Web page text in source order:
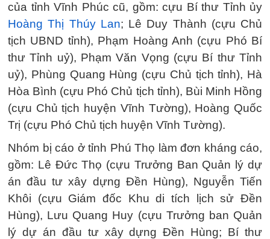
của tỉnh Vĩnh Phúc cũ, gồm: cựu Bí thư Tỉnh ủy
Hoàng Thị Thúy Lan; Lê Duy Thành (cựu Chủ
tịch UBND tỉnh), Phạm Hoàng Anh (cựu Phó Bí
thư Tỉnh uỷ), Phạm Văn Vọng (cựu Bí thư Tỉnh
uỷ), Phùng Quang Hùng (cựu Chủ tịch tỉnh), Hà
Hòa Bình (cựu Phó Chủ tịch tỉnh), Bùi Minh Hồng
(cựu Chủ tịch huyện Vĩnh Tường), Hoàng Quốc
Trị (cựu Phó Chủ tịch huyện Vĩnh Tường).
Nhóm bị cáo ở tỉnh Phú Thọ làm đơn kháng cáo,
gồm: Lê Đức Thọ (cựu Trưởng Ban Quản lý dự
án đầu tư xây dựng Đền Hùng), Nguyễn Tiến
Khôi (cựu Giám đốc Khu di tích lịch sử Đền
Hùng), Lưu Quang Huy (cựu Trưởng ban Quản
lý dự án đầu tư xây dựng Đền Hùng; Bí thư